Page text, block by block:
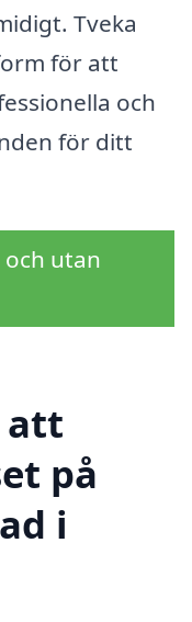
Tveka
för att
och
för ditt
utan
att
på
i